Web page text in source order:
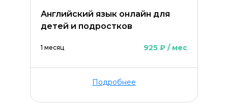
Английский язык онлайн для
детей и подростков
1 месяц 925 ₽ / мес
Подробнее